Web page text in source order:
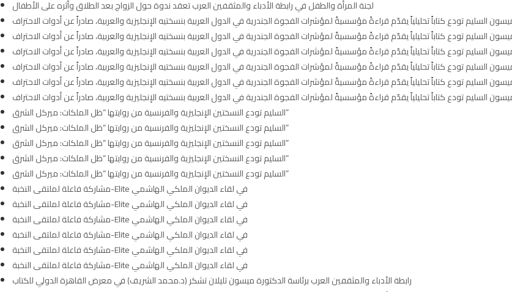
لجنة المرأة والطفل في رابطة الأدباء والمثقفين العرب تعقد ندوة حول الزواج بعد الطلاق وأثره على الأطفال
السليم تودع كتاباً تحليلياً يقدّم قراءةً مؤسسيةً لمؤشرات الفجوة الجندرية في الدول العربية بنسختيه الإنجليزية والعربية، صادراً عن أدوات الاحتراف
السليم تودع كتاباً تحليلياً يقدّم قراءةً مؤسسيةً لمؤشرات الفجوة الجندرية في الدول العربية بنسختيه الإنجليزية والعربية، صادراً عن أدوات الاحتراف
السليم تودع كتاباً تحليلياً يقدّم قراءةً مؤسسيةً لمؤشرات الفجوة الجندرية في الدول العربية بنسختيه الإنجليزية والعربية، صادراً عن أدوات الاحتراف
السليم تودع كتاباً تحليلياً يقدّم قراءةً مؤسسيةً لمؤشرات الفجوة الجندرية في الدول العربية بنسختيه الإنجليزية والعربية، صادراً عن أدوات الاحتراف
السليم تودع كتاباً تحليلياً يقدّم قراءةً مؤسسيةً لمؤشرات الفجوة الجندرية في الدول العربية بنسختيه الإنجليزية والعربية، صادراً عن أدوات الاحتراف
السليم تودع كتاباً تحليلياً يقدّم قراءةً مؤسسيةً لمؤشرات الفجوة الجندرية في الدول العربية بنسختيه الإنجليزية والعربية، صادراً عن أدوات الاحتراف
السليم تودع النسختين الإنجليزية والفرنسية من روايتها “ظل الملكات: ميركل الشرق”
السليم تودع النسختين الإنجليزية والفرنسية من روايتها “ظل الملكات: ميركل الشرق”
السليم تودع النسختين الإنجليزية والفرنسية من روايتها “ظل الملكات: ميركل الشرق”
السليم تودع النسختين الإنجليزية والفرنسية من روايتها “ظل الملكات: ميركل الشرق”
السليم تودع النسختين الإنجليزية والفرنسية من روايتها “ظل الملكات: ميركل الشرق”
مشاركة فاعلة لملتقى النخبة-Elite في لقاء الديوان الملكي الهاشمي
مشاركة فاعلة لملتقى النخبة-Elite في لقاء الديوان الملكي الهاشمي
مشاركة فاعلة لملتقى النخبة-Elite في لقاء الديوان الملكي الهاشمي
مشاركة فاعلة لملتقى النخبة-Elite في لقاء الديوان الملكي الهاشمي
مشاركة فاعلة لملتقى النخبة-Elite في لقاء الديوان الملكي الهاشمي
مشاركة فاعلة لملتقى النخبة-Elite في لقاء الديوان الملكي الهاشمي
رابطة الأدباء والمثقفين العرب برئاسة الدكتورة ميسون تليلان تشكر (د.محمد الشريف) في معرض القاهرة الدولي للكتاب